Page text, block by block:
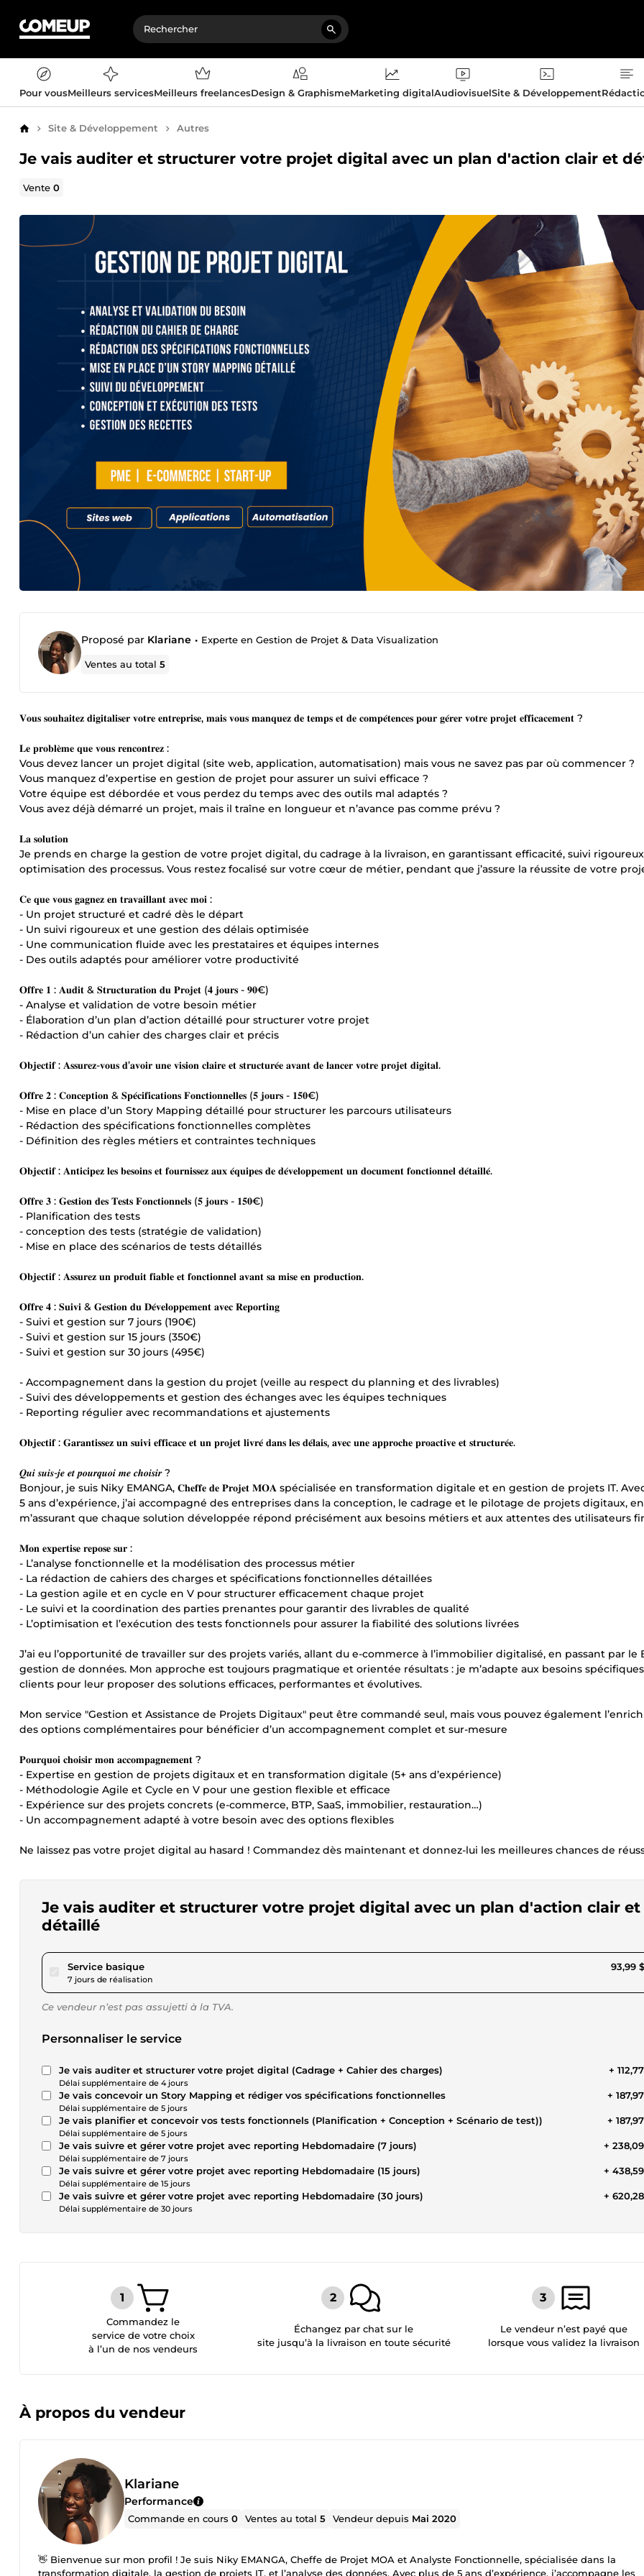
Pour vousMeilleurs servicesMeilleurs freelancesDesign & GraphismeMarketing digitalAudiovisuelSite & Développement
AccueilSite & Développement Autres
Je vais auditer et structurer votre projet digital avec un plan d'action clair et
Vente0
Proposé par Klariane • Experte en Gestion de Projet & Data Visualization
Ventes au total5
𝐕𝐨𝐮𝐬 𝐬𝐨𝐮𝐡𝐚𝐢𝐭𝐞𝐳 𝐝𝐢𝐠𝐢𝐭𝐚𝐥𝐢𝐬𝐞𝐫 𝐯𝐨𝐭𝐫𝐞 𝐞𝐧𝐭𝐫𝐞𝐩𝐫𝐢𝐬𝐞, 𝐦𝐚𝐢𝐬 𝐯𝐨𝐮𝐬 𝐦𝐚𝐧𝐪𝐮𝐞𝐳 𝐝𝐞 𝐭𝐞𝐦𝐩𝐬 𝐞𝐭 𝐝𝐞 𝐜𝐨𝐦𝐩𝐞́𝐭𝐞𝐧𝐜𝐞𝐬 𝐩𝐨𝐮𝐫 𝐠𝐞́𝐫𝐞𝐫 𝐯𝐨𝐭𝐫𝐞 𝐩𝐫𝐨𝐣𝐞𝐭 𝐞𝐟𝐟𝐢𝐜𝐚𝐜𝐞𝐦𝐞𝐧𝐭 ?
𝐋𝐞 𝐩𝐫𝐨𝐛𝐥𝐞̀𝐦𝐞 𝐪𝐮𝐞 𝐯𝐨𝐮𝐬 𝐫𝐞𝐧𝐜𝐨𝐧𝐭𝐫𝐞𝐳 :
Vous devez lancer un projet digital (site web, application, automatisation) mais vous ne savez pas par où commencer ?
Vous manquez d’expertise en gestion de projet pour assurer un suivi efficace ?
Votre équipe est débordée et vous perdez du temps avec des outils mal adaptés ?
Vous avez déjà démarré un projet, mais il traîne en longueur et n’avance pas comme prévu ?
𝐋𝐚 𝐬𝐨𝐥𝐮𝐭𝐢𝐨𝐧
Je prends en charge la gestion de votre projet digital, du cadrage à la livraison, en garantissant efficacité, suivi
optimisation des processus. Vous restez focalisé sur votre cœur de métier, pendant que j’assure la réussite de votre
𝐂𝐞 𝐪𝐮𝐞 𝐯𝐨𝐮𝐬 𝐠𝐚𝐠𝐧𝐞𝐳 𝐞𝐧 𝐭𝐫𝐚𝐯𝐚𝐢𝐥𝐥𝐚𝐧𝐭 𝐚𝐯𝐞𝐜 𝐦𝐨𝐢 :
- Un projet structuré et cadré dès le départ
- Un suivi rigoureux et une gestion des délais optimisée
- Une communication fluide avec les prestataires et équipes internes
- Des outils adaptés pour améliorer votre productivité
𝐎𝐟𝐟𝐫𝐞 𝟏 : 𝐀𝐮𝐝𝐢𝐭 & 𝐒𝐭𝐫𝐮𝐜𝐭𝐮𝐫𝐚𝐭𝐢𝐨𝐧 𝐝𝐮 𝐏𝐫𝐨𝐣𝐞𝐭 (𝟒 𝐣𝐨𝐮𝐫𝐬 - 𝟗𝟎€)
- Analyse et validation de votre besoin métier
- Élaboration d’un plan d’action détaillé pour structurer votre projet
- Rédaction d’un cahier des charges clair et précis
𝐎𝐛𝐣𝐞𝐜𝐭𝐢𝐟 : 𝐀𝐬𝐬𝐮𝐫𝐞𝐳-𝐯𝐨𝐮𝐬 𝐝’𝐚𝐯𝐨𝐢𝐫 𝐮𝐧𝐞 𝐯𝐢𝐬𝐢𝐨𝐧 𝐜𝐥𝐚𝐢𝐫𝐞 𝐞𝐭 𝐬𝐭𝐫𝐮𝐜𝐭𝐮𝐫𝐞́𝐞 𝐚𝐯𝐚𝐧𝐭 𝐝𝐞 𝐥𝐚𝐧𝐜𝐞𝐫 𝐯𝐨𝐭𝐫𝐞 𝐩𝐫𝐨𝐣𝐞𝐭 𝐝𝐢𝐠𝐢𝐭𝐚𝐥.
𝐎𝐟𝐟𝐫𝐞 𝟐 : 𝐂𝐨𝐧𝐜𝐞𝐩𝐭𝐢𝐨𝐧 & 𝐒𝐩𝐞́𝐜𝐢𝐟𝐢𝐜𝐚𝐭𝐢𝐨𝐧𝐬 𝐅𝐨𝐧𝐜𝐭𝐢𝐨𝐧𝐧𝐞𝐥𝐥𝐞𝐬 (𝟓 𝐣𝐨𝐮𝐫𝐬 - 𝟏𝟓𝟎€)
- Mise en place d’un Story Mapping détaillé pour structurer les parcours utilisateurs
- Rédaction des spécifications fonctionnelles complètes
- Définition des règles métiers et contraintes techniques
𝐎𝐛𝐣𝐞𝐜𝐭𝐢𝐟 : 𝐀𝐧𝐭𝐢𝐜𝐢𝐩𝐞𝐳 𝐥𝐞𝐬 𝐛𝐞𝐬𝐨𝐢𝐧𝐬 𝐞𝐭 𝐟𝐨𝐮𝐫𝐧𝐢𝐬𝐬𝐞𝐳 𝐚𝐮𝐱 𝐞́𝐪𝐮𝐢𝐩𝐞𝐬 𝐝𝐞 𝐝𝐞́𝐯𝐞𝐥𝐨𝐩𝐩𝐞𝐦𝐞𝐧𝐭 𝐮𝐧 𝐝𝐨𝐜𝐮𝐦𝐞𝐧𝐭 𝐟𝐨𝐧𝐜𝐭𝐢𝐨𝐧𝐧𝐞𝐥 𝐝𝐞́𝐭𝐚𝐢𝐥𝐥𝐞́.
𝐎𝐟𝐟𝐫𝐞 𝟑 : 𝐆𝐞𝐬𝐭𝐢𝐨𝐧 𝐝𝐞𝐬 𝐓𝐞𝐬𝐭𝐬 𝐅𝐨𝐧𝐜𝐭𝐢𝐨𝐧𝐧𝐞𝐥𝐬 (𝟓 𝐣𝐨𝐮𝐫𝐬 - 𝟏𝟓𝟎€)
- Planification des tests
- conception des tests (stratégie de validation)
- Mise en place des scénarios de tests détaillés
𝐎𝐛𝐣𝐞𝐜𝐭𝐢𝐟 : 𝐀𝐬𝐬𝐮𝐫𝐞𝐳 𝐮𝐧 𝐩𝐫𝐨𝐝𝐮𝐢𝐭 𝐟𝐢𝐚𝐛𝐥𝐞 𝐞𝐭 𝐟𝐨𝐧𝐜𝐭𝐢𝐨𝐧𝐧𝐞𝐥 𝐚𝐯𝐚𝐧𝐭 𝐬𝐚 𝐦𝐢𝐬𝐞 𝐞𝐧 𝐩𝐫𝐨𝐝𝐮𝐜𝐭𝐢𝐨𝐧.
𝐎𝐟𝐟𝐫𝐞 𝟒 : 𝐒𝐮𝐢𝐯𝐢 & 𝐆𝐞𝐬𝐭𝐢𝐨𝐧 𝐝𝐮 𝐃𝐞́𝐯𝐞𝐥𝐨𝐩𝐩𝐞𝐦𝐞𝐧𝐭 𝐚𝐯𝐞𝐜 𝐑𝐞𝐩𝐨𝐫𝐭𝐢𝐧𝐠
- Suivi et gestion sur 7 jours (190€)
- Suivi et gestion sur 15 jours (350€)
- Suivi et gestion sur 30 jours (495€)
- Accompagnement dans la gestion du projet (veille au respect du planning et des livrables)
- Suivi des développements et gestion des échanges avec les équipes techniques
- Reporting régulier avec recommandations et ajustements
𝐎𝐛𝐣𝐞𝐜𝐭𝐢𝐟 : 𝐆𝐚𝐫𝐚𝐧𝐭𝐢𝐬𝐬𝐞𝐳 𝐮𝐧 𝐬𝐮𝐢𝐯𝐢 𝐞𝐟𝐟𝐢𝐜𝐚𝐜𝐞 𝐞𝐭 𝐮𝐧 𝐩𝐫𝐨𝐣𝐞𝐭 𝐥𝐢𝐯𝐫𝐞́ 𝐝𝐚𝐧𝐬 𝐥𝐞𝐬 𝐝𝐞́𝐥𝐚𝐢𝐬, 𝐚𝐯𝐞𝐜 𝐮𝐧𝐞 𝐚𝐩𝐩𝐫𝐨𝐜𝐡𝐞 𝐩𝐫𝐨𝐚𝐜𝐭𝐢𝐯𝐞 𝐞𝐭 𝐬𝐭𝐫𝐮𝐜𝐭𝐮𝐫𝐞́𝐞.
𝑸𝒖𝒊 𝒔𝒖𝒊𝒔-𝒋𝒆 𝒆𝒕 𝒑𝒐𝒖𝒓𝒒𝒖𝒐𝒊 𝒎𝒆 𝒄𝒉𝒐𝒊𝒔𝒊𝒓 ?
Bonjour, je suis Niky EMANGA, 𝐂𝐡𝐞𝐟𝐟𝐞 𝐝𝐞 𝐏𝐫𝐨𝐣𝐞𝐭 𝐌𝐎𝐀 spécialisée en transformation digitale et en gestion de projets IT.
5 ans d’expérience, j’ai accompagné des entreprises dans la conception, le cadrage et le pilotage de projets digitaux, en
m’assurant que chaque solution développée répond précisément aux besoins métiers et aux attentes des utilisateurs
𝐌𝐨𝐧 𝐞𝐱𝐩𝐞𝐫𝐭𝐢𝐬𝐞 𝐫𝐞𝐩𝐨𝐬𝐞 𝐬𝐮𝐫 :
- L’analyse fonctionnelle et la modélisation des processus métier
- La rédaction de cahiers des charges et spécifications fonctionnelles détaillées
- La gestion agile et en cycle en V pour structurer efficacement chaque projet
- Le suivi et la coordination des parties prenantes pour garantir des livrables de qualité
- L’optimisation et l’exécution des tests fonctionnels pour assurer la fiabilité des solutions livrées
J’ai eu l’opportunité de travailler sur des projets variés, allant du e-commerce à l’immobilier digitalisé, en passant par le
gestion de données. Mon approche est toujours pragmatique et orientée résultats : je m’adapte aux besoins
clients pour leur proposer des solutions efficaces, performantes et évolutives.
Mon service "Gestion et Assistance de Projets Digitaux" peut être commandé seul, mais vous pouvez également
des options complémentaires pour bénéficier d’un accompagnement complet et sur-mesure
𝐏𝐨𝐮𝐫𝐪𝐮𝐨𝐢 𝐜𝐡𝐨𝐢𝐬𝐢𝐫 𝐦𝐨𝐧 𝐚𝐜𝐜𝐨𝐦𝐩𝐚𝐠𝐧𝐞𝐦𝐞𝐧𝐭 ?
- Expertise en gestion de projets digitaux et en transformation digitale (5+ ans d’expérience)
- Méthodologie Agile et Cycle en V pour une gestion flexible et efficace
- Expérience sur des projets concrets (e-commerce, BTP, SaaS, immobilier, restauration…)
- Un accompagnement adapté à votre besoin avec des options flexibles
Ne laissez pas votre projet digital au hasard ! Commandez dès maintenant et donnez-lui les meilleures chances de
Je vais auditer et structurer votre projet digital avec un plan d'action clair et
détaillé
Service basiquepour 86,62 $US
7 jours de réalisation
93,99
Ce vendeur n’est pas assujetti à la TVA.
Personnaliser le service
Je vais auditer et structurer votre projet digital (Cadrage + Cahier des charges)
Délai supplémentaire de 4 jours
+
Je vais concevoir un Story Mapping et rédiger vos spécifications fonctionnelles
Délai supplémentaire de 5 jours
+
Je vais planifier et concevoir vos tests fonctionnels (Planification + Conception + Scénario de test))
Délai supplémentaire de 5 jours
+
Je vais suivre et gérer votre projet avec reporting Hebdomadaire (7 jours)
Délai supplémentaire de 7 jours
+
Je vais suivre et gérer votre projet avec reporting Hebdomadaire (15 jours)
Délai supplémentaire de 15 jours
+
Je vais suivre et gérer votre projet avec reporting Hebdomadaire (30 jours)
Délai supplémentaire de 30 jours
+
Commandez le
service de votre choix
à l’un de nos vendeurs
Échangez par chat sur le
site jusqu’à la livraison en toute sécurité
Le vendeur n’est payé que
lorsque vous validez la livraison
À propos du vendeur
Klariane
Performance
Commande en cours0 Ventes au total5 Vendeur depuis Mai 2020
👋 Bienvenue sur mon profil ! Je suis Niky EMANGA, Cheffe de Projet MOA et Analyste Fonctionnelle, spécialisée dans la
transformation digitale, la gestion de projets IT, et l’analyse des données. Avec plus de 5 ans d’expérience, j’accompagne les